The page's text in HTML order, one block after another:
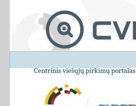
Centrinis viešųjų pirkimų portalas